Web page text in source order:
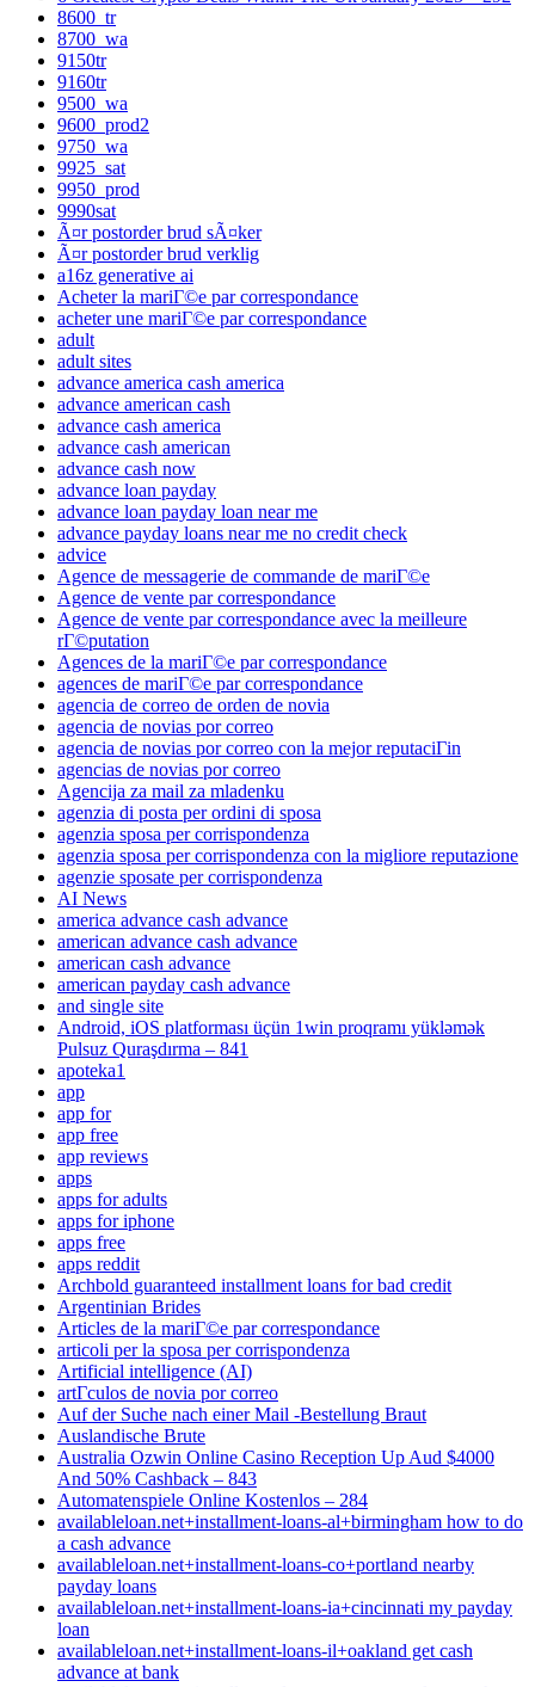
8600_tr
8700_wa
9150tr
9160tr
9500_wa
9600_prod2
9750_wa
9925_sat
9950_prod
9990sat
Ã¤r postorder brud sÃ¤ker
Ã¤r postorder brud verklig
a16z generative ai
Acheter la mariГ©e par correspondance
acheter une mariГ©e par correspondance
adult
adult sites
advance america cash america
advance american cash
advance cash america
advance cash american
advance cash now
advance loan payday
advance loan payday loan near me
advance payday loans near me no credit check
advice
Agence de messagerie de commande de mariГ©e
Agence de vente par correspondance
Agence de vente par correspondance avec la meilleure
rГ©putation
Agences de la mariГ©e par correspondance
agences de mariГ©e par correspondance
agencia de correo de orden de novia
agencia de novias por correo
agencia de novias por correo con la mejor reputaciГіn
agencias de novias por correo
Agencija za mail za mladenku
agenzia di posta per ordini di sposa
agenzia sposa per corrispondenza
agenzia sposa per corrispondenza con la migliore reputazione
agenzie sposate per corrispondenza
AI News
america advance cash advance
american advance cash advance
american cash advance
american payday cash advance
and single site
Android, iOS platforması üçün 1win proqramı yükləmək
Pulsuz Quraşdırma – 841
apoteka1
app
app for
app free
app reviews
apps
apps for adults
apps for iphone
apps free
apps reddit
Archbold guaranteed installment loans for bad credit
Argentinian Brides
Articles de la mariГ©e par correspondance
articoli per la sposa per corrispondenza
Artificial intelligence (AI)
artГ­culos de novia por correo
Auf der Suche nach einer Mail -Bestellung Braut
Auslandische Brute
Australia Ozwin Online Casino Reception Up Aud $4000
And 50% Cashback – 843
Automatenspiele Online Kostenlos – 284
availableloan.net+installment-loans-al+birmingham how to do
a cash advance
availableloan.net+installment-loans-co+portland nearby
payday loans
availableloan.net+installment-loans-ia+cincinnati my payday
loan
availableloan.net+installment-loans-il+oakland get cash
advance at bank